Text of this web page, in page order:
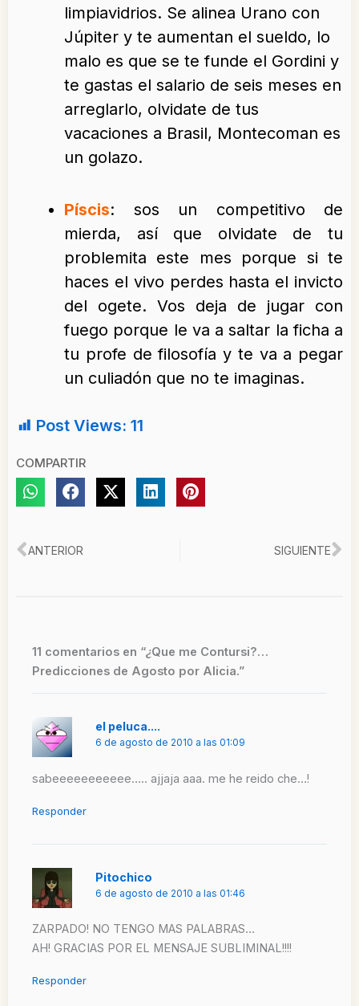
limpiavidrios. Se alinea Urano con
Júpiter y te aumentan el sueldo, lo
malo es que se te funde el Gordini y
te gastas el salario de seis meses en
arreglarlo, olvidate de tus
vacaciones a Brasil, Montecoman es
un golazo.
Píscis: sos un competitivo de
mierda, así que olvidate de tu
problemita este mes porque si te
haces el vivo perdes hasta el invicto
del ogete. Vos deja de jugar con
fuego porque le va a saltar la ficha a
tu profe de filosofía y te va a pegar
un culiadón que no te imaginas.
Post Views: 11
COMPARTIR
Ant
ANTERIOR SIGUIENTE
11 comentarios en “¿Que me Contursi?…
Predicciones de Agosto por Alicia.”
el peluca....
6 de agosto de 2010 a las 01:09
sabeeeeeeeeeee….. ajjaja aaa. me he reido che…!
Responder
Pitochico
6 de agosto de 2010 a las 01:46
ZARPADO! NO TENGO MAS PALABRAS…
AH! GRACIAS POR EL MENSAJE SUBLIMINAL!!!!
Responder